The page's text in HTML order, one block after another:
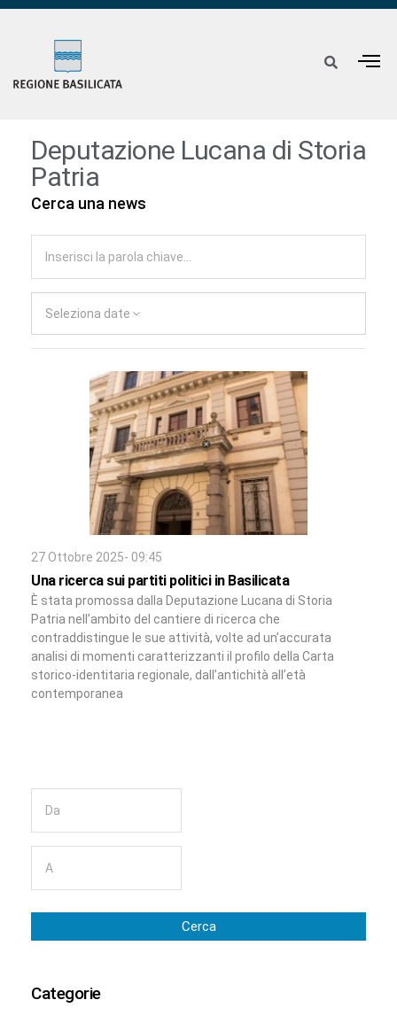
Deputazione Lucana di Storia
Patria
Cerca una news
Seleziona date
27 Ottobre 2025- 09:45
Una ricerca sui partiti politici in Basilicata
È stata promossa dalla Deputazione Lucana di Storia
Patria nell’ambito del cantiere di ricerca che
contraddistingue le sue attività, volte ad un’accurata
analisi di momenti caratterizzanti il profilo della Carta
storico-identitaria regionale, dall’antichità all’età
contemporanea
Cerca
Categorie